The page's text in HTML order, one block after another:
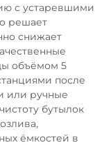
с устаревшими
решает
снижает
объёмом 5
после
или ручные
бутылок
ёмкостей в